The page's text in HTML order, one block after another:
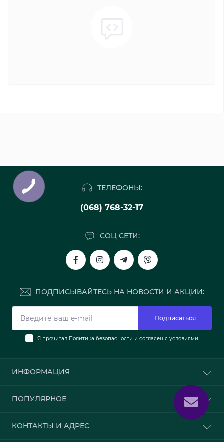
ТЕЛЕФОНЫ:
(068) 768-32-17
СОЦ СЕТИ:
ПОДПИСЫВАЙТЕСЬ НА НОВОСТИ И АКЦИИ:
Подписаться
Я прочитал Политика безопасности и согласен с условиями
ИНФОРМАЦИЯ
Доставка и оплата
Связаться с нами
ПОПУЛЯРНОЕ
Клей для обоев
КОНТАКТЫ И АДРЕС